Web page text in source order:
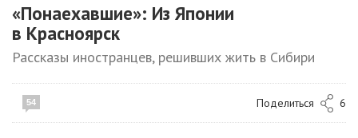
«Понаехавшие»: Из Японии
в Красноярск
Рассказы иностранцев, решивших жить в Сибири
54 Поделиться 6